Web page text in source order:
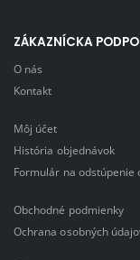
ZÁKAZNÍCKA
O nás
Kontakt
Môj účet
História objednávok
Formulár na odstúpenie
Obchodné podmienky
Ochrana osobných